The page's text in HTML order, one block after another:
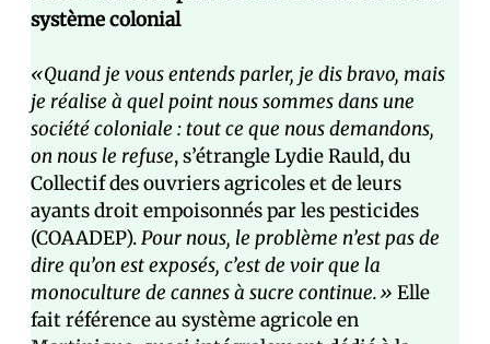
système colonial
«Quand je vous entends parler, je dis bravo, mais
je réalise à quel point nous sommes dans une
société coloniale : tout ce que nous demandons,
on nous le refuse, s’étrangle Lydie Rauld, du
Collectif des ouvriers agricoles et de leurs
ayants droit empoisonnés par les pesticides
(COAADEP).Pour nous, le problème n’est pas de
dire qu’on est exposés, c’est de voir que la
monoculture de cannes à sucre continue.» Elle
fait référence au système agricole en